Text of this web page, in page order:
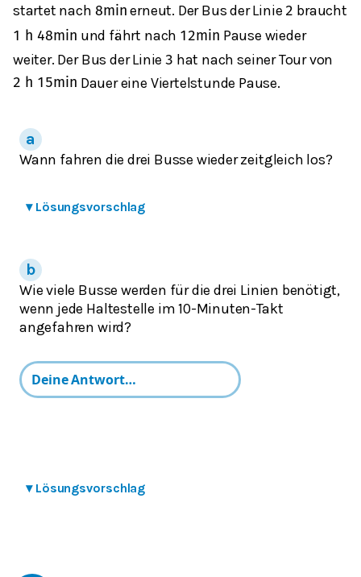
startet nach 8min erneut. Der Bus der Linie 2 braucht
1 h 48min und fährt nach 12min Pause wieder
weiter. Der Bus der Linie3 hat nach seiner Tour von
2 h 15min Dauer eine Viertelstunde Pause.
Wann fahren die drei Busse wieder zeitgleich los?
▾ Lösungsvorschlag
Wie viele Busse werden für die drei Linien benötigt,
wenn jede Haltestelle im 10-Minuten-Takt
angefahren wird?
▾ Lösungsvorschlag